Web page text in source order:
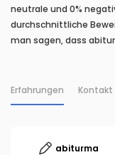
neutrale und 0%
durchschnittliche
man sagen, dass
Erfahrungen Kontakt
abiturma